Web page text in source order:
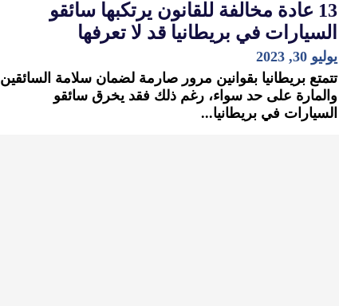
13 عادة مخالفة للقانون يرتكبها سائقو
السيارات في بريطانيا قد لا تعرفها
يوليو 30, 2023
تتمتع بريطانيا بقوانين مرور صارمة لضمان سلامة السائقين
والمارة على حد سواء، رغم ذلك فقد يخرق سائقو
السيارات في بريطانيا...